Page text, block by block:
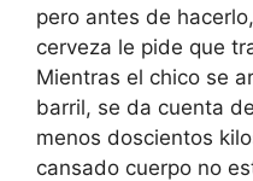
pero antes de
cerveza le pide que
Mientras el chico se
barril, se da cuenta
menos doscientos
cansado cuerpo no